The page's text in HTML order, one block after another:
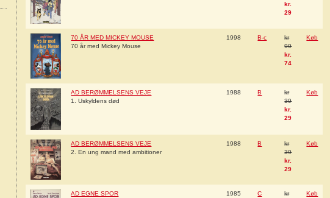
kr.
29
70 ÅR MED MICKEY MOUSE
70 år med Mickey Mouse
1998 B-c
kr
99
kr.
74
Køb
AD BERØMMELSENS VEJE
1. Uskyldens død
1988 B
kr
39
kr.
29
Køb
AD BERØMMELSENS VEJE
2. En ung mand med ambitioner
1988 B
kr
39
kr.
29
Køb
AD EGNE SPOR
1985 C
kr
Køb